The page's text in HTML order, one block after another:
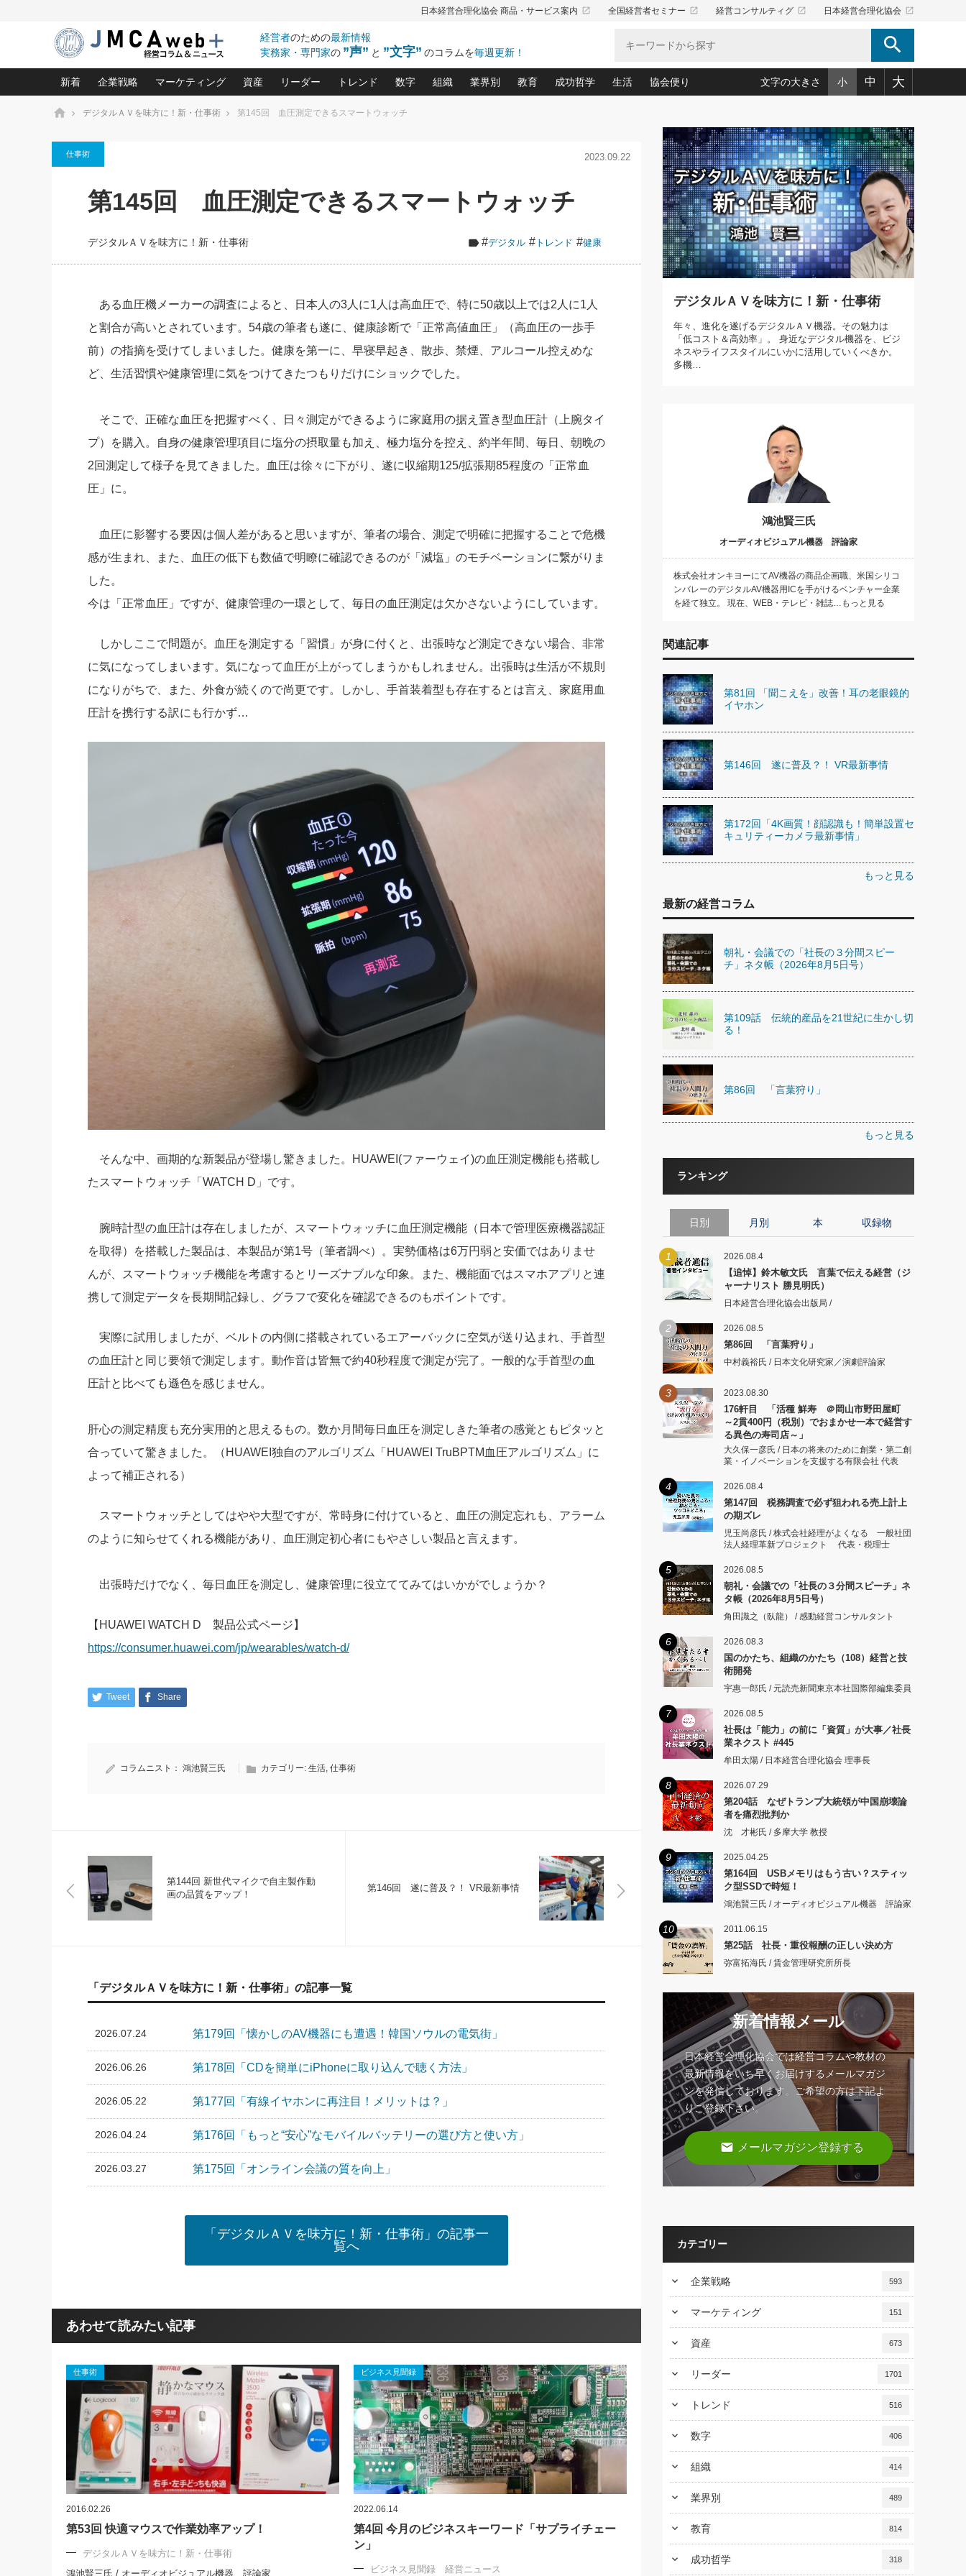
日本経営合理化協会 商品・サービス案内 launch 全国経営者セミナー launch 経営コンサルティグ launch 日本経営合理化協会 launch
経営者のための最新情報
実務家・専門家の ”声” と ”文字” のコラムを毎週更新！ search
新着
2026.08.5 2026.08.5 2026.08.5 2026.08.4
【追悼】鈴木敏文氏 言葉で伝
える経営（ジャーナリスト 勝
見明氏）
もっとみる
企業戦略
中小企業の「１位づくり」戦略(96)
利益を最大化する「業務改善」横田尚哉氏(5)
強い会社を築く ビジネス・クリニック(240)
日本レーザー「人を大切にしながら利益を上げる経営」の極意
武器としてのM&A入門(3)
野田久美子 香港ビジネス成功法(10)
マーケティング
ロングセラーの玉手箱(9)
は(5)
最高の自分を表現する 成功イメージ戦略(77)
資産
中国経済の最新動向(204)
事業承継の前に、決めておきたい、知っておきたい、やってお
リーダー
ピョートル・F・グジバチの『経営戦略の新常識』(12)
朝礼・会議での「社長の３分間スピーチ」ネタ帳(159)
次もあなたにお願いしたいと思われる「一流の仕事術」(28)
社長の口ぐせ経営哲学(100)
社長の右腕をつくる 人と組織を動かす(200)
酒井英之の社長のビジョン実現道場(10)
トレンド
北村森の「今月のヒット商品」(109)
数字
おカネが残る決算書にするために、やっておきたいこと(34)
会社を守り抜くための緊急対策(100)
強い決算書の会社はココが違う！(36)
損益分岐点を下げる、Ｐ／Ｌ不況時代の新戦略(12)
賢い社長の「経理財務の見どころ・勘どころ・ツッコミどこ
ろ」(149)
銀行交渉はこうしなさい！(12)
組織
職場の生産性を下げるハラスメントの予防策(10)
賃金決定の定石(68)
顧客・社員・社会から支持される「ウェルビーイング経営入
門」(23)
業界別
大久保一彦の“流行る”お店の仕組みづくり(210)
柿内幸夫─社長のための現場改善(174)
教育
あなただからお願いしたいと思われる 気配りの達人(127)
クレーム対応 実践マニュアル(92)
クレーム対応の新知識と新常識(57)
デキル社員に育てる！ 社員教育の決め手(203)
東川鷹年の「中小企業の人育て」(38)
欧米資産家に学ぶ二世教育(100)
社長のための“全員営業”(30)
行動科学マネジメント(5)
成功哲学
中国哲学に学ぶ 不況は会社守成の好機(38)
令和時代の「社長の人間力の磨き方」(86)
先人の名句名言の教え 東洋思想に学ぶ経営学(132)
渡部昇一の「日本の指導者たち」(32)
経営に活かす“十八史略”(30)
生活
おのころ心平の ──社長のための「か・ら・だマネジメント」
(50)
デジタルＡＶを味方に！新・仕事術(180)
リーダー脳の鍛え方(32)
ワインを楽しむ基礎レッスン(12)
必読！社長が読むべき今月の4冊(88)
眼と耳で楽しむ読書術(162)
社長の「氣」(30)
米国スポーツ・ビジネスに学ぶ心理学(98)
高橋一喜の『これぞ！"本物の温泉"』(157)
協会便り
「愛読者通信」著者インタビュー(44)
ビジネス見聞録 経営ニュース(100)
作間信司の経営無形庵(けいえいむぎょうあん)(166)
経営セミナー情報局(1)
繁栄への着眼点 牟田太陽(76)
講話を聞いて学ぼう 実学・耳学・磨く「ミミガク」のすすめ
(7)
文字の大きさ 小 中 大
ホーム デジタルＡＶを味方に！新・仕事術 第145回 血圧測定できるスマートウォッチ
仕事術 2023.09.22
第145回 血圧測定できるスマートウォッチ
デジタルＡＶを味方に！新・仕事術 #デジタル # トレンド #健康
ある血圧機メーカーの調査によると、日本人の3人に1人は高血圧で、特に50歳以上では2人に1人
と割合が高いとされています。54歳の筆者も遂に、健康診断で「正常高値血圧」（高血圧の一歩手
前）の指摘を受けてしまいました。健康を第一に、早寝早起き、散歩、禁煙、アルコール控えめな
ど、生活習慣や健康管理に気をつけてきたつもりだけにショックでした。
そこで、正確な血圧を把握すべく、日々測定ができるように家庭用の据え置き型血圧計（上腕タイ
プ）を購入。自身の健康管理項目に塩分の摂取量も加え、極力塩分を控え、約半年間、毎日、朝晩の
2回測定して様子を見てきました。血圧は徐々に下がり、遂に収縮期125/拡張期85程度の「正常血
圧」に。
血圧に影響する要因は個人差があると思いますが、筆者の場合、測定で明確に把握することで危機
感が生まれ、また、血圧の低下も数値で明瞭に確認できるのが「減塩」のモチベーションに繋がりま
した。
今は「正常血圧」ですが、健康管理の一環として、毎日の血圧測定は欠かさないようにしています。
しかしここで問題が。血圧を測定する「習慣」が身に付くと、出張時など測定できない場合、非常
に気になってしまいます。気になって血圧が上がってしまうかもしれません。出張時は生活が不規則
になりがちで、また、外食が続くので尚更です。しかし、手首装着型も存在するとは言え、家庭用血
圧計を携行する訳にも行かず…
そんな中、画期的な新製品が登場し驚きました。HUAWEI(ファーウェイ)の血圧測定機能も搭載し
たスマートウォッチ「WATCH D」です。
腕時計型の血圧計は存在しましたが、スマートウォッチに血圧測定機能（日本で管理医療機器認証
を取得）を搭載した製品は、本製品が第1号（筆者調べ）。実勢価格は6万円弱と安価ではありませ
んが、スマートウォッチ機能を考慮するとリーズナブルな印象。また、機能面ではスマホアプリと連
携して測定データを長期間記録し、グラフで変化を確認できるのもポイントです。
実際に試用しましたが、ベルトの内側に搭載されているエアーバックに空気が送り込まれ、手首型
の血圧計と同じ要領で測定します。動作音は皆無で約40秒程度で測定が完了。一般的な手首型の血
圧計と比べても遜色を感じません。
肝心の測定精度も充分実用的と思えるもの。数か月間毎日血圧を測定しきた筆者の感覚ともピタッと
合っていて驚きました。（HUAWEI独自のアルゴリズム「HUAWEI TruBPTM血圧アルゴリズム」に
よって補正される）
スマートウォッチとしてはやや大型ですが、常時身に付けていると、血圧の測定忘れも、アラーム
のように知らせてくれる機能があり、血圧測定初心者にもやさしい製品と言えます。
出張時だけでなく、毎日血圧を測定し、健康管理に役立ててみてはいかがでしょうか？
【HUAWEI WATCH D 製品公式ページ】
https://consumer.huawei.com/jp/wearables/watch-d/
Tweet Share
コラムニスト： 鴻池賢三氏 カテゴリー: 生活, 仕事術
第144回 新世代マイクで自主製作動
画の品質をアップ！
第146回 遂に普及？！ VR最新事情
「デジタルＡＶを味方に！新・仕事術」の記事一覧
2026.07.24 第179回「懐かしのAV機器にも遭遇！韓国ソウルの電気街」
2026.06.26 第178回「CDを簡単にiPhoneに取り込んで聴く方法」
2026.05.22 第177回「有線イヤホンに再注目！メリットは？」
2026.04.24 第176回「もっと“安心”なモバイルバッテリーの選び方と使い方」
2026.03.27 第175回「オンライン会議の質を向上」
「デジタルＡＶを味方に！新・仕事術」の記事一
覧へ
あわせて読みたい記事
仕事術
2016.02.26
第53回 快適マウスで作業効率アップ！
デジタルＡＶを味方に！新・仕事術
鴻池賢三氏 / オーディオビジュアル機器 評論家
ビジネス見聞録
2022.06.14
第4回 今月のビジネスキーワード「サプライチェー
ン」
ビジネス見聞録 経営ニュース
デジタルＡＶを味方に！新・仕事術
年々、進化を遂げるデジタルＡＶ機器。その魅力は
「低コスト＆高効率」。 身近なデジタル機器を、ビジ
ネスやライフスタイルにいかに活用していくべきか。
多機…
鴻池賢三氏
オーディオビジュアル機器 評論家
株式会社オンキヨーにてAV機器の商品企画職、米国シリコ
ンバレーのデジタルAV機器用ICを手がけるベンチャー企業
を経て独立。 現在、WEB・テレビ・雑誌…もっと見る
関連記事
第81回 「聞こえを」改善！耳の老眼鏡的
イヤホン
第146回 遂に普及？！ VR最新事情
第172回「4K画質！顔認識も！簡単設置セ
キュリティーカメラ最新事情」
もっと見る
最新の経営コラム
朝礼・会議での「社長の３分間スピー
チ」ネタ帳（2026年8月5日号）
第109話 伝統的産品を21世紀に生かし切
る！
第86回 「言葉狩り」
もっと見る
ランキング
日別 月別 本 収録物
1 2026.08.4
【追悼】鈴木敏文氏 言葉で伝える経営（ジ
ャーナリスト 勝見明氏）
日本経営合理化協会出版局 /
2 2026.08.5
第86回 「言葉狩り」
中村義裕氏 / 日本文化研究家／演劇評論家
3 2023.08.30
176軒目 「活種 鮮寿 ＠岡山市野田屋町
～2貫400円（税別）でおまかせ一本で経営す
る異色の寿司店～」
大久保一彦氏 / 日本の将来のために創業・第二創
業・イノベーションを支援する有限会社 代表
4 2026.08.4
第147回 税務調査で必ず狙われる売上計上
の期ズレ
児玉尚彦氏 / 株式会社経理がよくなる 一般社団
法人経理革新プロジェクト 代表・税理士
5 2026.08.5
朝礼・会議での「社長の３分間スピーチ」ネ
タ帳（2026年8月5日号）
角田識之（臥龍） / 感動経営コンサルタント
6 2026.08.3
国のかたち、組織のかたち（108）経営と技
術開発
宇惠一郎氏 / 元読売新聞東京本社国際部編集委員
7 2026.08.5
社長は「能力」の前に「資質」が大事／社長
業ネクスト #445
牟田太陽 / 日本経営合理化協会 理事長
8 2026.07.29
第204話 なぜトランプ大統領が中国崩壊論
者を痛烈批判か
沈 才彬氏 / 多摩大学 教授
9 2025.04.25
第164回 USBメモリはもう古い？スティッ
ク型SSDで時短！
鴻池賢三氏 / オーディオビジュアル機器 評論家
10 2011.06.15
第25話 社長・重役報酬の正しい決め方
弥富拓海氏 / 賃金管理研究所所長
新着情報メール
日本経営合理化協会では経営コラムや教材の
最新情報をいち早くお届けするメールマガジ
ンを発信しております。ご希望の方は下記よ
りご登録下さい。
email メールマガジン登録する
カテゴリー
keyboard_arrow_down 企業戦略 593
keyboard_arrow_down マーケティング 151
keyboard_arrow_down 資産 673
keyboard_arrow_down リーダー 1701
keyboard_arrow_down トレンド 516
keyboard_arrow_down 数字 406
keyboard_arrow_down 組織 414
keyboard_arrow_down 業界別 489
keyboard_arrow_down 教育 814
keyboard_arrow_down 成功哲学 318